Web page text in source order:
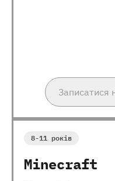
Записатися
8-11 років
Minecraft